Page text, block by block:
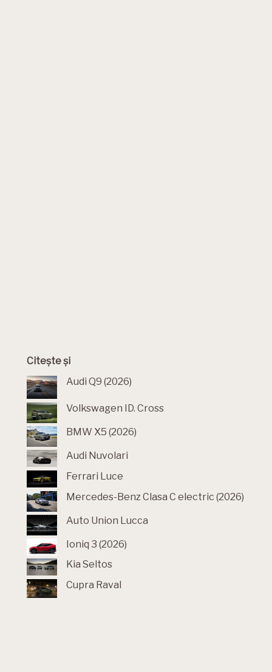
Citește și
Audi Q9 (2026)
Volkswagen ID. Cross
BMW X5 (2026)
Audi Nuvolari
Ferrari Luce
Mercedes-Benz Clasa C electric (2026)
Auto Union Lucca
Ioniq 3 (2026)
Kia Seltos
Cupra Raval